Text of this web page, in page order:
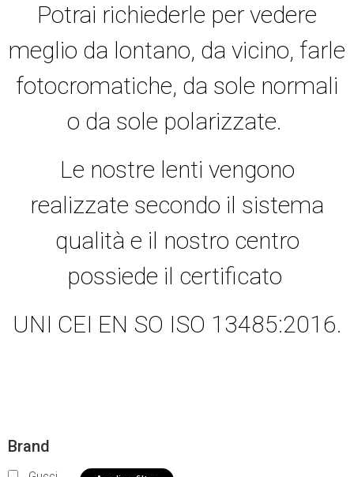
Potrai richiederle per vedere
meglio da lontano, da vicino, farle
fotocromatiche, da sole normali
o da sole polarizzate.
Le nostre lenti vengono
realizzate secondo il sistema
qualità e il nostro centro
possiede il certificato
UNI CEI EN SO ISO 13485:2016.
Brand